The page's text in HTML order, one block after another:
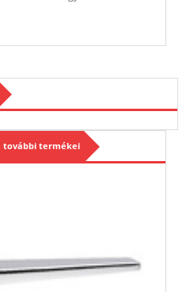
további termékei